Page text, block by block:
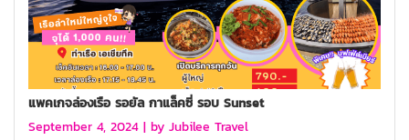
แพคเกจล่องเรือ รอยัล กาแล็คซี่ รอบ Sunset
September 4, 2024 | by Jubilee Travel